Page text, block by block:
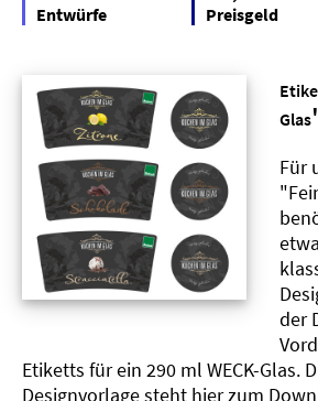
Entwürfe
Preisgeld
Glas
Für
der
Etiketts für ein 290 ml WECK-Glas.
Designvorlage steht hier zum